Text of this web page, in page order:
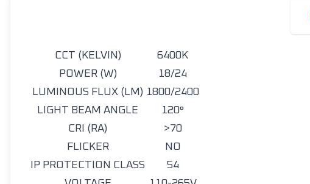
CCT (KELVIN)
6400K
POWER (W)
18/24
LUMINOUS FLUX (LM) 1800/2400
LIGHT BEAM ANGLE
120°
CRI (RA)
>70
FLICKER
NO
IP PROTECTION CLASS
54